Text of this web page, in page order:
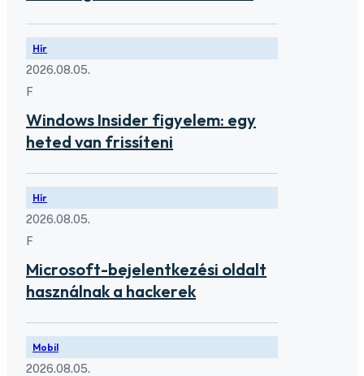
Hír
2026.08.05.
F
Windows Insider figyelem: egy
heted van frissíteni
Hír
2026.08.05.
F
Microsoft-bejelentkezési oldalt
használnak a hackerek
Mobil
2026.08.05.